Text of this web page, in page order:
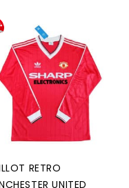
RETRO
UNITED